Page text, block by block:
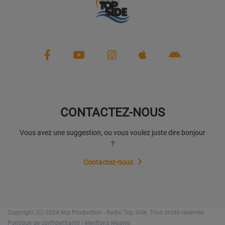
CONTACTEZ-NOUS
Vous avez une suggestion, ou vous voulez juste dire bonjour
?
Contactez-nous
Copyright (C) 2024 Nip Production - Radio Top Side. Tous droits réservés.
Politique de confidentialité | Mentions légales